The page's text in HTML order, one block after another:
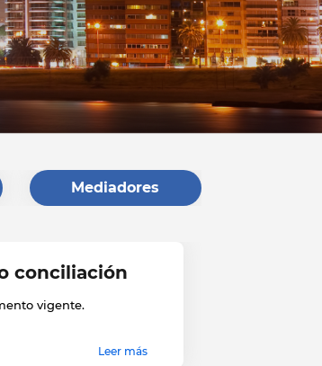
Mediadores
conciliación
vigente.
Leer más